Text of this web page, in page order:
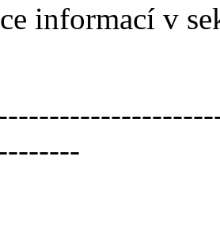
informací v